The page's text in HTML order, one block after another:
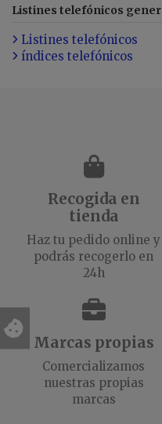
Listines telefónicos
Listines telefónicos
índices telefónicos
Recogida en
tienda
Haz tu pedido online y
podrás recogerlo en
24h
Marcas propias
Comercializamos
nuestras propias
marcas